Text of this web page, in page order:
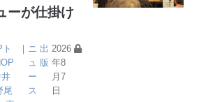
ーが仕掛け
井
尾
｜ ニ
ュ
ー
ス
出
版
2026
年8
月7
日